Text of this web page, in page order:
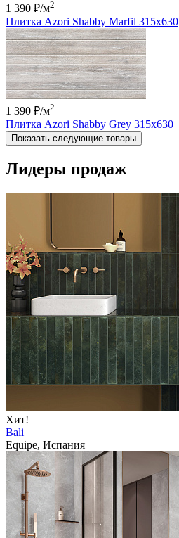
1 390 ₽/м2
Плитка Azori Shabby Marfil 315x630
1 390 ₽/м2
Плитка Azori Shabby Grey 315x630
Показать следующие товары
Лидеры продаж
Хит!
Bali
Equipe, Испания